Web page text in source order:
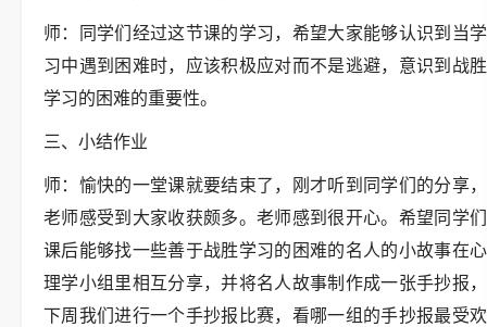
师：同学们经过这节课的学习，希望大家能够认识到当学
习中遇到困难时，应该积极应对而不是逃避，意识到战胜
学习的困难的重要性。
三、小结作业
师：愉快的一堂课就要结束了，刚才听到同学们的分享，
老师感受到大家收获颇多。老师感到很开心。希望同学们
课后能够找一些善于战胜学习的困难的名人的小故事在心
理学小组里相互分享，并将名人故事制作成一张手抄报，
下周我们进行一个手抄报比赛，看哪一组的手抄报最受欢